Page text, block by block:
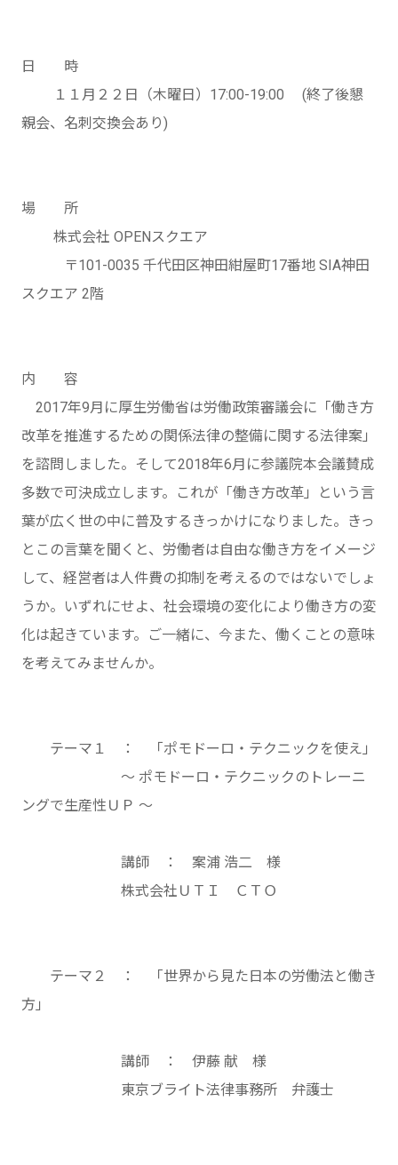
日 時
１１月２２日（木曜日）17:00-19:00 (終了後懇
親会、名刺交換会あり)
場 所
株式会社 OPENスクエア
〒101-0035 千代田区神田紺屋町17番地 SIA神田
スクエア 2階
内 容
2017年9月に厚生労働省は労働政策審議会に「働き方
改革を推進するための関係法律の整備に関する法律案」
を諮問しました。そして2018年6月に参議院本会議賛成
多数で可決成立します。これが「働き方改革」という言
葉が広く世の中に普及するきっかけになりました。きっ
とこの言葉を聞くと、労働者は自由な働き方をイメージ
して、経営者は人件費の抑制を考えるのではないでしょ
うか。いずれにせよ、社会環境の変化により働き方の変
化は起きています。ご一緒に、今また、働くことの意味
を考えてみませんか。
テーマ１ ： 「ポモドーロ・テクニックを使え」
～ ポモドーロ・テクニックのトレーニ
ングで生産性ＵＰ ～
講師 ： 案浦 浩二 様
株式会社ＵＴＩ ＣＴＯ
テーマ２ ： 「世界から見た日本の労働法と働き
方」
講師 ： 伊藤 献 様
東京ブライト法律事務所 弁護士